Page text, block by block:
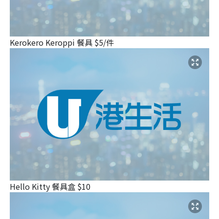
Kerokero Keroppi 餐具 $5/件
Hello Kitty 餐具盒 $10